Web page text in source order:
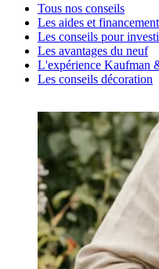
Tous nos conseils
Les aides et financement
Les conseils pour
Les avantages du neuf
L'expérience Kaufman
Les conseils décoration